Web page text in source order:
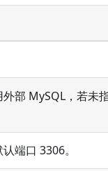
部 MySQL，若未
端口 3306。